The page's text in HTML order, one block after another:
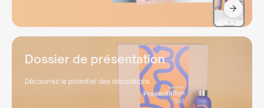
Dossier de présentation
Découvrez le potentiel des décorations